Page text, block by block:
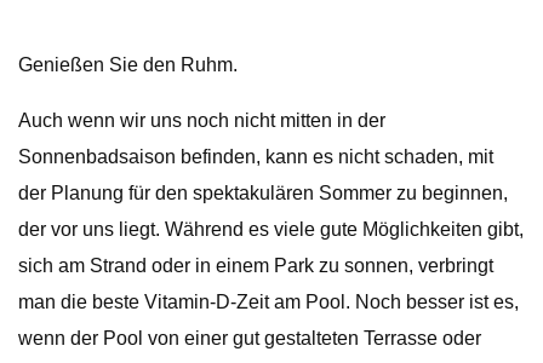
Genießen Sie den Ruhm.
Auch wenn wir uns noch nicht mitten in der
Sonnenbadsaison befinden, kann es nicht schaden, mit
der Planung für den spektakulären Sommer zu beginnen,
der vor uns liegt. Während es viele gute Möglichkeiten gibt,
sich am Strand oder in einem Park zu sonnen, verbringt
man die beste Vitamin-D-Zeit am Pool. Noch besser ist es,
wenn der Pool von einer gut gestalteten Terrasse oder